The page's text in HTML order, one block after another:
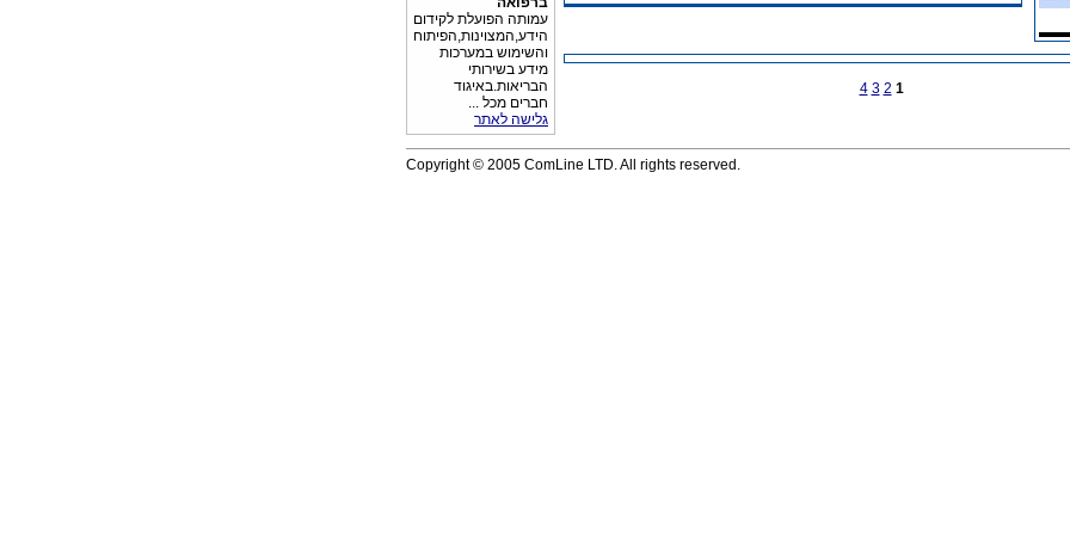
עמותה הפועלת לקידום
הידע,המצוינות,הפיתוח
והשימוש במערכות
מידע בשירותי
הבריאות.באיגוד
חברים מכל ...
גלישה לאתר
1
2
3
4
Copyright © 2005 ComLine LTD. All rights reserved.